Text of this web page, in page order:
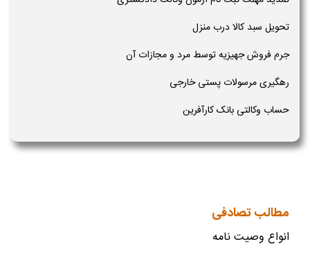
تحویل سبد کالا درب منزل
جرم فروش جهیزیه توسط مرد و مجازات آن
رهگیری مرسولات پستی خارجی
حساب وکالتی بانک کارآفرین
مطالب تصادفی
انواع وصیت نامه